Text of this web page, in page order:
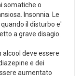
somatiche o
Insonnia. Le
il disturbo e'
a grave disagio.
deve essere
e dei
aumentato